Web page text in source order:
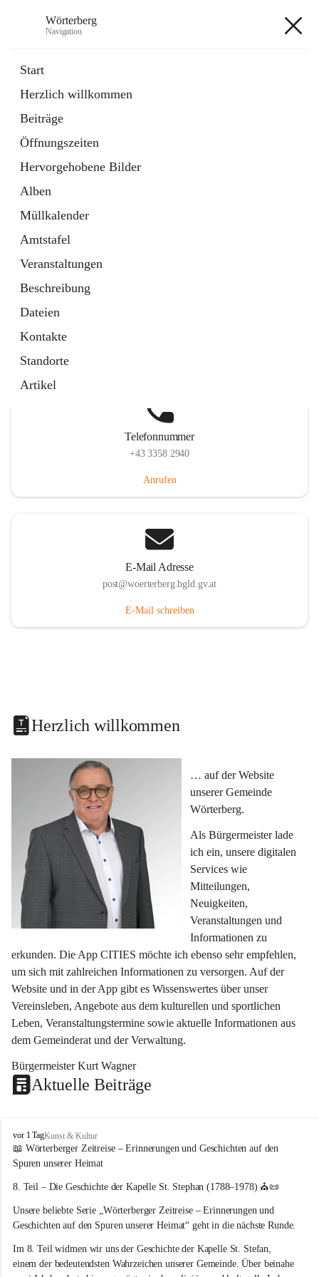
Wörterberg
Navigation
Start
Herzlich willkommen
Beiträge
Öffnungszeiten
Hervorgehobene Bilder
Alben
Müllkalender
Amtstafel
Veranstaltungen
Beschreibung
Dateien
Kontakte
Standorte
Artikel
5 Schnellzugriffe
Bürgerservice
9 Schnellzugriffe
Telefonnummer
+43 3358 2940
Anrufen
E-Mail Adresse
post@woerterberg.bgld.gv.at
E-Mail schreiben
Herzlich willkommen
… auf der Website
unserer Gemeinde
Wörterberg.
Als Bürgermeister lade
ich ein, unsere digitalen
Services wie
Mitteilungen,
Neuigkeiten,
Veranstaltungen und
Informationen zu
erkunden. Die App CITIES möchte ich ebenso sehr empfehlen,
um sich mit zahlreichen Informationen zu versorgen. Auf der
Website und in der App gibt es Wissenswertes über unser
Vereinsleben, Angebote aus dem kulturellen und sportlichen
Leben, Veranstaltungstermine sowie aktuelle Informationen aus
dem Gemeinderat und der Verwaltung.
Bürgermeister Kurt Wagner
Aktuelle Beiträge
W
ö
r
e
b
e
g
vor 1 TagKunst & Kultur
📖 Wörterberger Zeitreise – Erinnerungen und Geschichten auf den
Spuren unserer Heimat
8. Teil – Die Geschichte der Kapelle St. Stephan (1788–1978) ⛪📜
Unsere beliebte Serie „Wörterberger Zeitreise – Erinnerungen und
Geschichten auf den Spuren unserer Heimat“ geht in die nächste Runde.
Im 8. Teil widmen wir uns der Geschichte der Kapelle St. Stefan,
einem der bedeutendsten Wahrzeichen unserer Gemeinde. Über beinahe